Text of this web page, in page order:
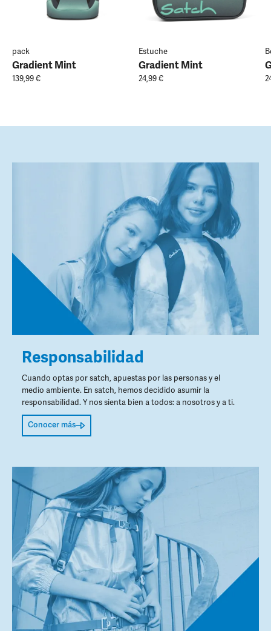
pack
Gradient Mint
139,99 €
Estuche
Gradient Mint
24,99 €
Responsabilidad
Cuando optas por satch, apuestas por las personas y el
medio ambiente. En satch, hemos decidido asumir la
responsabilidad. Y nos sienta bien a todos: a nosotros y a ti.
Conocer más